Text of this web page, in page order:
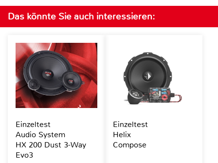
Das könnte Sie auch interessieren:
Einzeltest
Audio System
HX 200 Dust 3-Way
Evo3
Einzeltest
Helix
Compose